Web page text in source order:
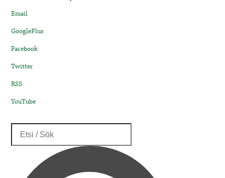
Email
GooglePlus
Facebook
Twitter
RSS
YouTube